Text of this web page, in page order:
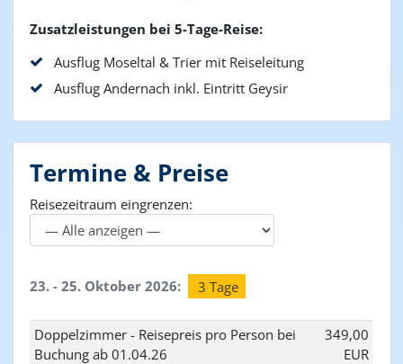
Zusatzleistungen bei 5-Tage-Reise:
Ausflug Moseltal & Trier mit Reiseleitung
Ausflug Andernach inkl. Eintritt Geysir
Termine & Preise
Reisezeitraum eingrenzen:
23. - 25. Oktober 2026: 3 Tage
Doppelzimmer - Reisepreis pro Person bei
Buchung ab 01.04.26
349,00
EUR